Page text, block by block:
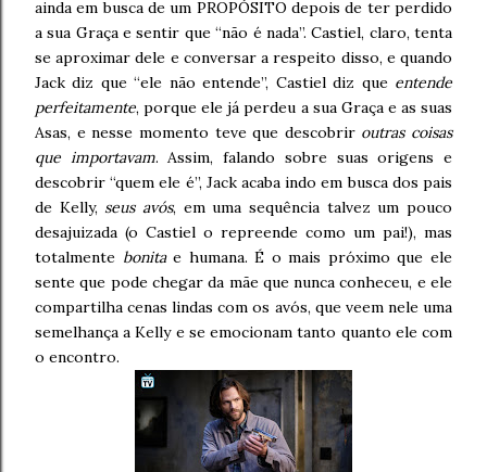
ainda em busca de um PROPÓSITO depois de ter perdido
a sua Graça e sentir que “não é nada”. Castiel, claro, tenta
se aproximar dele e conversar a respeito disso, e quando
Jack diz que “ele não entende”, Castiel diz que entende
perfeitamente, porque ele já perdeu a sua Graça e as suas
Asas, e nesse momento teve que descobrir outras coisas
que importavam. Assim, falando sobre suas origens e
descobrir “quem ele é”, Jack acaba indo em busca dos pais
de Kelly, seus avós, em uma sequência talvez um pouco
desajuizada (o Castiel o repreende como um pai!), mas
totalmente bonitae humana. É o mais próximo que ele
sente que pode chegar da mãe que nunca conheceu, e ele
compartilha cenas lindas com os avós, que veem nele uma
semelhança a Kelly e se emocionam tanto quanto ele com
o encontro.